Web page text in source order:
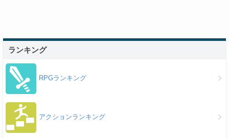
ランキング
RPGランキング
アクションランキング